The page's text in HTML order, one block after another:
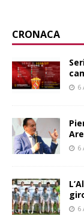
CRONACA
6
6
6